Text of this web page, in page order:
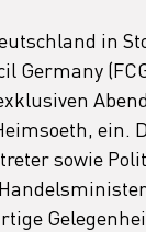
in
Germany
ein.
sowie